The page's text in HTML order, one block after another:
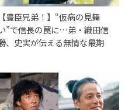
【豊臣兄弟！】“仮病の見舞
”で信長の罠に…弟・織田信
、史実が伝える無情な最期